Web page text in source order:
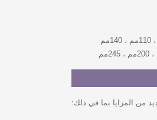
من المزايا بما في ذلك